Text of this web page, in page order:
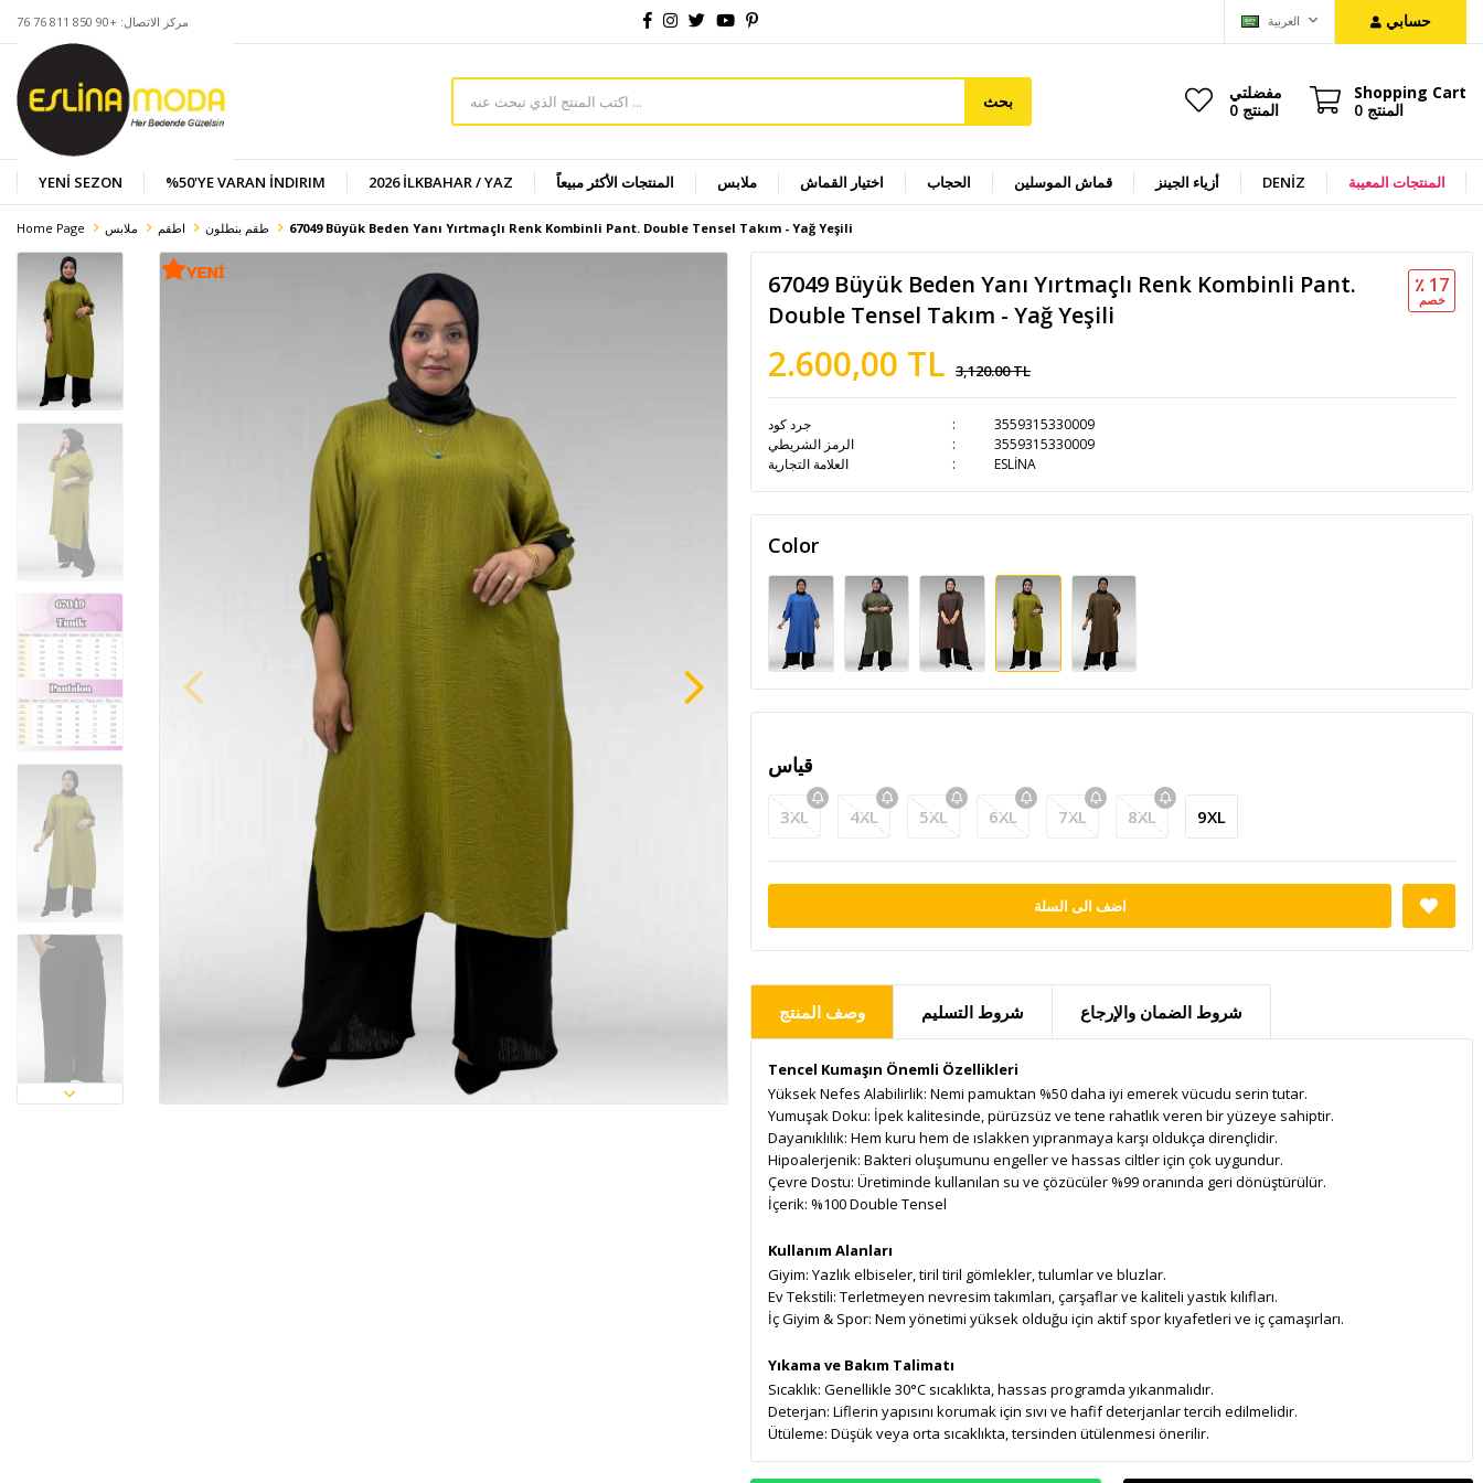
مركز الاتصال: +90 850 811 76 76 حسابي
بحث
مفضلتي
0 المنتج
Shopping Cart
0 المنتج
YENİ SEZON %50'YE VARAN İNDIRIM 2026 İLKBAHAR / YAZ المنتجات الأكثر مبيعاً ملابس اختيار القماش الحجاب قماش الموسلين أزياء الجينز DENİZ المنتجات المعيبة
Home Page اطقم طقم بنطلون 67049 Büyük Beden Yanı Yırtmaçlı Renk Kombinli Pant. Double Tensel Takım - Yağ Yeşili
67049 Büyük Beden Yanı Yırtmaçlı Renk Kombinli Pant.
Double Tensel Takım - Yağ Yeşili
2.600,00 TL 3,120.00 TL
٪ 17
خصم
جرد كود
3559315330009
الرمز الشريطي
3559315330009
العلامة التجارية
ESLİNA
Color
قياس
3XL 4XL 5XL 6XL 7XL 8XL 9XL
اضف الى السلة
وصف المنتج شروط التسليم شروط الضمان والإرجاع
Tencel Kumaşın Önemli Özellikleri
Yüksek Nefes Alabilirlik: Nemi pamuktan %50 daha iyi emerek vücudu serin tutar.
Yumuşak Doku: İpek kalitesinde, pürüzsüz ve tene rahatlık veren bir yüzeye sahiptir.
Dayanıklılık: Hem kuru hem de ıslakken yıpranmaya karşı oldukça dirençlidir.
Hipoalerjenik: Bakteri oluşumunu engeller ve hassas ciltler için çok uygundur.
Çevre Dostu: Üretiminde kullanılan su ve çözücüler %99 oranında geri dönüştürülür.
İçerik: %100 Double Tensel
Kullanım Alanları
Giyim: Yazlık elbiseler, tiril tiril gömlekler, tulumlar ve bluzlar.
Ev Tekstili: Terletmeyen nevresim takımları, çarşaflar ve kaliteli yastık kılıfları.
İç Giyim & Spor: Nem yönetimi yüksek olduğu için aktif spor kıyafetleri ve iç çamaşırları.
Yıkama ve Bakım Talimatı
Sıcaklık: Genellikle 30°C sıcaklıkta, hassas programda yıkanmalıdır.
Deterjan: Liflerin yapısını korumak için sıvı ve hafif deterjanlar tercih edilmelidir.
Ütüleme: Düşük veya orta sıcaklıkta, tersinden ütülenmesi önerilir.